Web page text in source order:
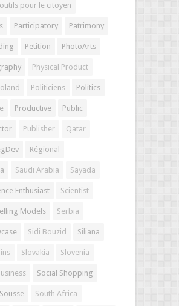
outils pour le citoyen
Participatory Patrimony
Petition PhotoArts
Physical Product
Politiciens Politics
Productive Public
Publisher Qatar
Régional
Saudi Arabia Sayada
Enthusiast Scientist
Models Serbia
Sidi Bouzid Siliana
Slovakia Slovenia
Social Shopping
Sousse South Africa